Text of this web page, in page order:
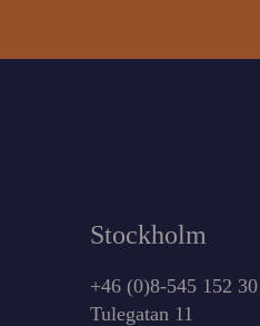
Stockholm
+46 (0)8-545 152 30
Tulegatan 11